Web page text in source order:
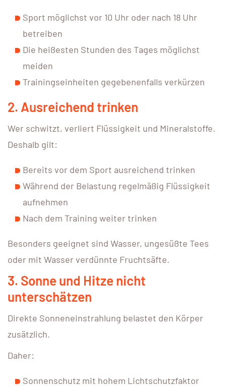
Sport möglichst vor 10 Uhr oder nach 18 Uhr
betreiben
Die heißesten Stunden des Tages möglichst
meiden
Trainingseinheiten gegebenenfalls verkürzen
2. Ausreichend trinken
Wer schwitzt, verliert Flüssigkeit und Mineralstoffe.
Deshalb gilt:
Bereits vor dem Sport ausreichend trinken
Während der Belastung regelmäßig Flüssigkeit
aufnehmen
Nach dem Training weiter trinken
Besonders geeignet sind Wasser, ungesüßte Tees
oder mit Wasser verdünnte Fruchtsäfte.
3. Sonne und Hitze nicht
unterschätzen
Direkte Sonneneinstrahlung belastet den Körper
zusätzlich.
Daher:
Sonnenschutz mit hohem Lichtschutzfaktor